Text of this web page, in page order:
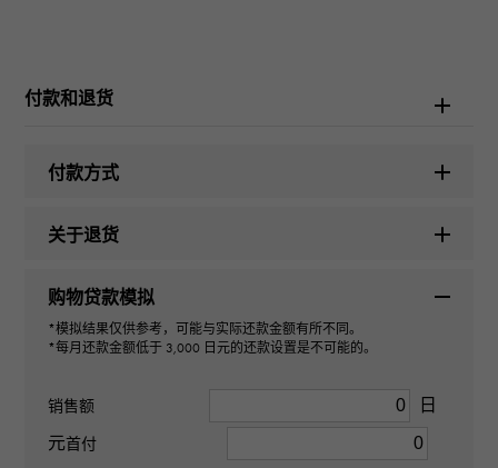
宇宙计型迪通拿
型号
型式
机芯
付款和退货
付款方式
关于退货
购物贷款模拟
*模拟结果仅供参考，可能与实际还款金额有所不同。
*每月还款金额低于 3,000 日元的还款设置是不可能的。
销售额
日
元首付